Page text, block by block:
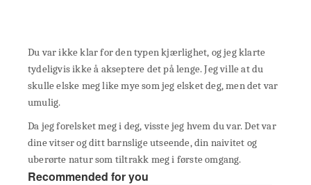
Du var ikke klar for den typen kjærlighet, og jeg klarte
tydeligvis ikke å akseptere det på lenge. Jeg ville at du
skulle elske meg like mye som jeg elsket deg, men det var
umulig.
Da jeg forelsket meg i deg, visste jeg hvem du var. Det var
dine vitser og ditt barnslige utseende, din naivitet og
uberørte natur som tiltrakk meg i første omgang.
Recommended for you